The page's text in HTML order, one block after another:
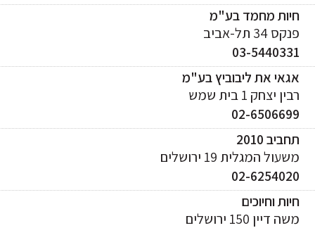
מחמד בע"מ
34 תל-אביב
03-
את ליבוביץ בע"מ
יצחק 1 בית שמש
02-
2010
המגלית 19 ירושלים
02-
וחיוכים
150 ירושלים